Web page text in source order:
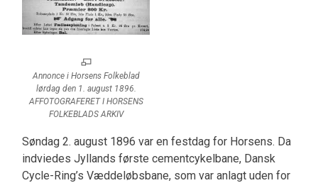
Annonce i Horsens Folkeblad
lørdag den 1. august 1896.
AFFOTOGRAFERET I HORSENS
FOLKEBLADS ARKIV
Søndag 2. august 1896 var en festdag for Horsens. Da
indviedes Jyllands første cementcykelbane, Dansk
Cycle-Ring’s Væddeløbsbane, som var anlagt uden for